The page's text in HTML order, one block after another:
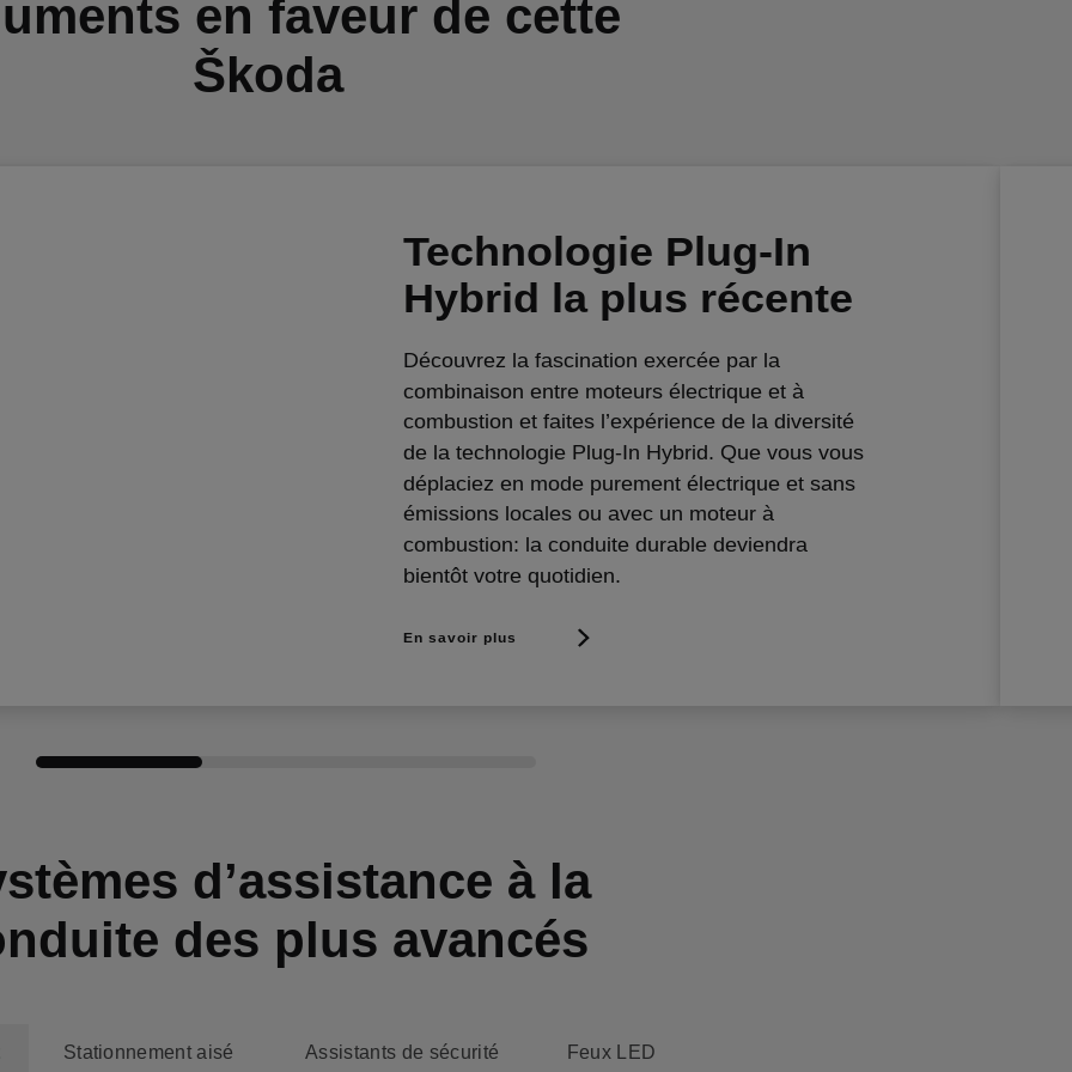
en faveur de cette
Škoda
Technologie Plug-In
Hybrid la plus récente
Découvrez la fascination exercée par la
combinaison entre moteurs électrique et à
combustion et faites l’expérience de la diversité
de la technologie Plug-In Hybrid. Que vous vous
déplaciez en mode purement électrique et sans
émissions locales ou avec un moteur à
combustion: la conduite durable deviendra
bientôt votre quotidien.
En savoir plus
d’assistance à la
des plus avancés
Stationnement aisé Assistants de sécurité Feux LED